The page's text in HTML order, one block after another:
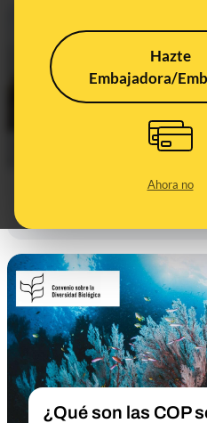
Hazte
Embajadora/
Ahora no
descarrilado en
¿Qué son las COP